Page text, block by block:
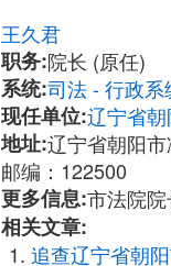
王久君
职务:院长 (原任)
系统:司法 - 行政系
现任单位:辽宁省
地址:辽宁省朝阳
邮编：122500
更多信息:市法院
相关文章:
追查辽宁省朝